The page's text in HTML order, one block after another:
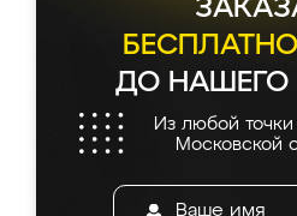
ДО
Из любой
Московской